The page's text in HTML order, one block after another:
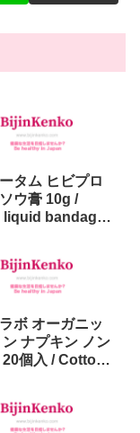
タム ヒビプロ
ウ膏 10g /
liquid bandage
ボ オーガニッ
ナプキン ノン
20個入 / Cotton
Pad 20 pieces